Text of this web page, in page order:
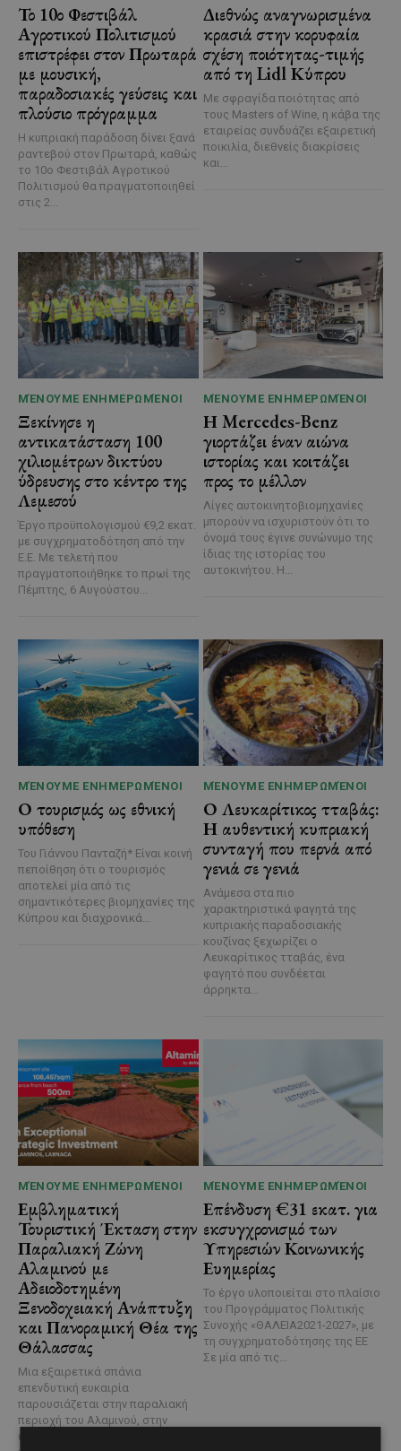
Το 10ο Φεστιβάλ
Αγροτικού Πολιτισμού
επιστρέφει στον Πρωταρά
με μουσική,
παραδοσιακές γεύσεις και
πλούσιο πρόγραμμα
Η κυπριακή παράδοση δίνει ξανά
ραντεβού στον Πρωταρά, καθώς
το 10ο Φεστιβάλ Αγροτικού
Πολιτισμού θα πραγματοποιηθεί
στις 2...
Διεθνώς αναγνωρισμένα
κρασιά στην κορυφαία
σχέση ποιότητας-τιμής
από τη Lidl Κύπρου
Με σφραγίδα ποιότητας από
τους Masters of Wine, η κάβα της
εταιρείας συνδυάζει εξαιρετική
ποικιλία, διεθνείς διακρίσεις
και...
ΜΈΝΟΥΜΕ ΕΝΗΜΕΡΩΜΈΝΟΙ
Ξεκίνησε η
αντικατάσταση 100
χιλιομέτρων δικτύου
ύδρευσης στο κέντρο της
Λεμεσού
Έργο προϋπολογισμού €9,2 εκατ.
με συγχρηματοδότηση από την
Ε.Ε. Με τελετή που
πραγματοποιήθηκε το πρωί της
Πέμπτης, 6 Αυγούστου...
ΜΈΝΟΥΜΕ ΕΝΗΜΕΡΩΜΈΝΟΙ
Η Mercedes-Benz
γιορτάζει έναν αιώνα
ιστορίας και κοιτάζει
προς το μέλλον
Λίγες αυτοκινητοβιομηχανίες
μπορούν να ισχυριστούν ότι το
όνομά τους έγινε συνώνυμο της
ίδιας της ιστορίας του
αυτοκινήτου. Η...
ΜΈΝΟΥΜΕ ΕΝΗΜΕΡΩΜΈΝΟΙ
Ο τουρισμός ως εθνική
υπόθεση
Του Γιάννου Πανταζή* Είναι κοινή
πεποίθηση ότι ο τουρισμός
αποτελεί μία από τις
σημαντικότερες βιομηχανίες της
Κύπρου και διαχρονικά...
ΜΈΝΟΥΜΕ ΕΝΗΜΕΡΩΜΈΝΟΙ
Ο Λευκαρίτικος τταβάς:
Η αυθεντική κυπριακή
συνταγή που περνά από
γενιά σε γενιά
Ανάμεσα στα πιο
χαρακτηριστικά φαγητά της
κυπριακής παραδοσιακής
κουζίνας ξεχωρίζει ο
Λευκαρίτικος τταβάς, ένα
φαγητό που συνδέεται
άρρηκτα...
ΜΈΝΟΥΜΕ ΕΝΗΜΕΡΩΜΈΝΟΙ
Εμβληματική
Τουριστική Έκταση στην
Παραλιακή Ζώνη
Αλαμινού με
Αδειοδοτημένη
Ξενοδοχειακή Ανάπτυξη
και Πανοραμική Θέα της
Θάλασσας
Μια εξαιρετικά σπάνια
επενδυτική ευκαιρία
παρουσιάζεται στην παραλιακή
περιοχή του Αλαμινού, στην
επαρχία Λάρνακας. Πρόκειται
ΜΈΝΟΥΜΕ ΕΝΗΜΕΡΩΜΈΝΟΙ
Επένδυση €31 εκατ. για
εκσυγχρονισμό των
Υπηρεσιών Κοινωνικής
Ευημερίας
Το έργο υλοποιείται στο πλαίσιο
του Προγράμματος Πολιτικής
Συνοχής «ΘΑΛΕΙΑ2021-2027», με
τη συγχρηματοδότησης της ΕΕ
Σε μία από τις...